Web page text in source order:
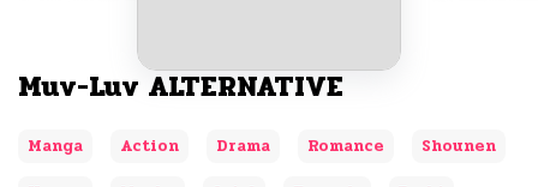
Muv-Luv ALTERNATIVE
Manga Action Drama Romance
Shounen